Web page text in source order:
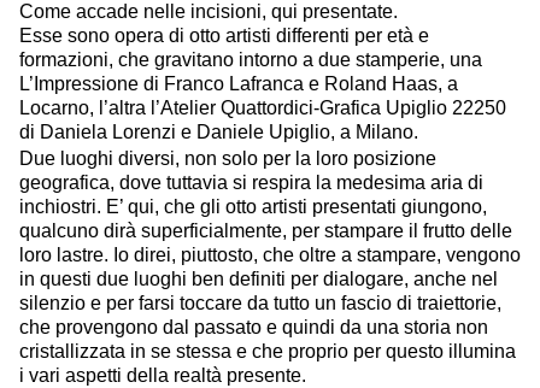
Come accade nelle incisioni, qui presentate.
Esse sono opera di otto artisti differenti per età e
formazioni, che gravitano intorno a due stamperie, una
L’Impressione di Franco Lafranca e Roland Haas, a
Locarno, l’altra l’Atelier Quattordici-Grafica Upiglio 22250
di Daniela Lorenzi e Daniele Upiglio, a Milano.
Due luoghi diversi, non solo per la loro posizione
geografica, dove tuttavia si respira la medesima aria di
inchiostri. E’ qui, che gli otto artisti presentati giungono,
qualcuno dirà superficialmente, per stampare il frutto delle
loro lastre. Io direi, piuttosto, che oltre a stampare, vengono
in questi due luoghi ben definiti per dialogare, anche nel
silenzio e per farsi toccare da tutto un fascio di traiettorie,
che provengono dal passato e quindi da una storia non
cristallizzata in se stessa e che proprio per questo illumina
i vari aspetti della realtà presente.